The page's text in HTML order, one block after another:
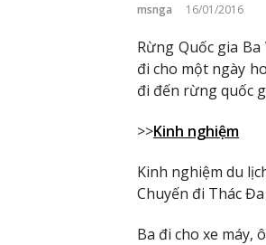
msnga 16/01/2016
Rừng Quốc gia
đi cho một ngày
đi đến rừng quốc
>>Kinh nghiệm
Kinh nghiệm du
Chuyến đi Thác Đa
Ba đi cho xe máy,